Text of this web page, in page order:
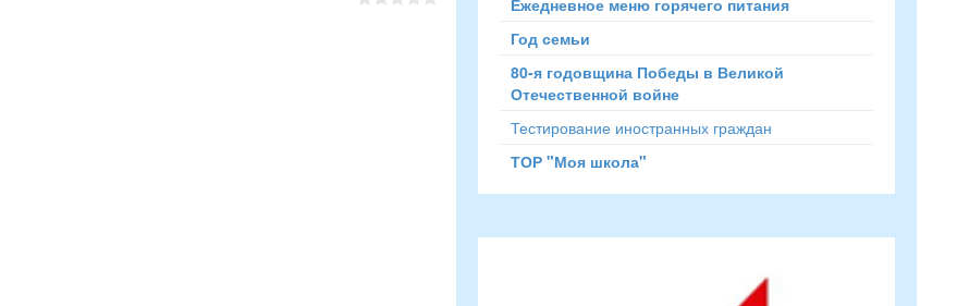
Ежедневное меню горячего питания
Год семьи
80-я годовщина Победы в Великой
Отечественной войне
Тестирование иностранных граждан
ТОР "Моя школа"